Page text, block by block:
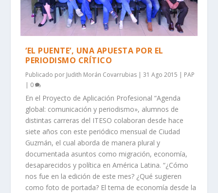
‘EL PUENTE’, UNA APUESTA POR EL
PERIODISMO CRÍTICO
Publicado por Judith Morán Covarrubias |31 Ago 2015 | PAP
| 0
En el Proyecto de Aplicación Profesional “Agenda
global: comunicación y periodismo», alumnos de
distintas carreras del ITESO colaboran desde hace
siete años con este periódico mensual de Ciudad
Guzmán, el cual aborda de manera plural y
documentada asuntos como migración, economía,
desaparecidos y política en América Latina. “¿Cómo
nos fue en la edición de este mes? ¿Qué sugieren
como foto de portada? El tema de economía desde la